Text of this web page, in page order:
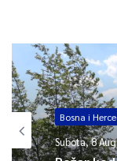
prikrivanja dokaza
rođen 1994.
život dana
kojih ozljeda je
Sarajevo.
Bosna i
Subota, 8